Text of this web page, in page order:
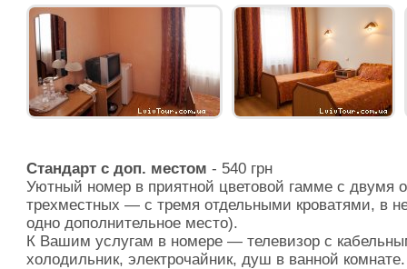
Стандарт с доп. местом - 540 грн
Уютный номер в приятной цветовой гамме с двумя
трехместных — с тремя отдельными кроватями, в
одно дополнительное место).
К Вашим услугам в номере — телевизор с
холодильник, электрочайник, душ в ванной комнате.